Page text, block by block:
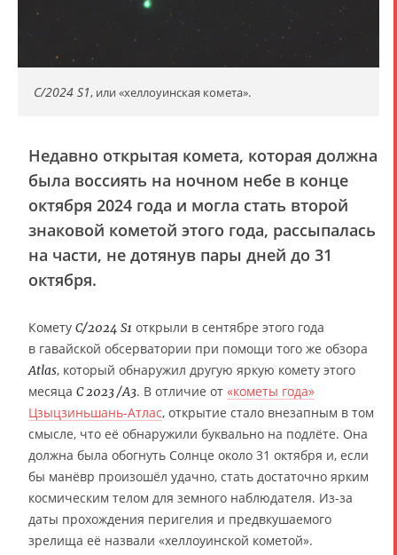
C/2024 S1, или «хеллоуинская комета».
Недавно открытая комета, которая должна
была воссиять на ночном небе в конце
октября 2024 года и могла стать второй
знаковой кометой этого года, рассыпалась
на части, не дотянув пары дней до 31
октября.
Комету C/2024 S1 открыли в сентябре этого года
в гавайской обсерватории при помощи того же обзора
Atlas, который обнаружил другую яркую комету этого
месяца C 2023 /A3. В отличие от «кометы года»
Цзыцзиньшань-Атлас, открытие стало внезапным в том
смысле, что её обнаружили буквально на подлёте. Она
должна была обогнуть Солнце около 31 октября и, если
бы манёвр произошёл удачно, стать достаточно ярким
космическим телом для земного наблюдателя. Из-за
даты прохождения перигелия и предвкушаемого
зрелища её назвали «хеллоуинской кометой».